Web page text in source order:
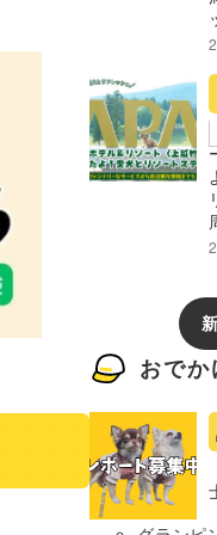
おでか